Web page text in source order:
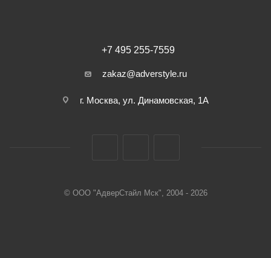
+7 495 255-7559
zakaz@adverstyle.ru
г. Москва, ул. Динамовская, 1А
© ООО "АдверСтайл Мск", 2004 - 2026